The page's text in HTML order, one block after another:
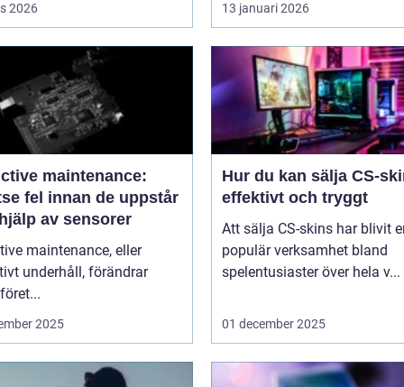
2026 13 januari 2026
maintenance:
fel innan de uppstår
av sensorer
maintenance, eller
underhåll, förändrar
2025
Hur du kan sälja CS-
effektivt och tryggt
Att sälja CS-skins har blivit
populär verksamhet bland
spelentusiaster över hela v...
01 december 2025